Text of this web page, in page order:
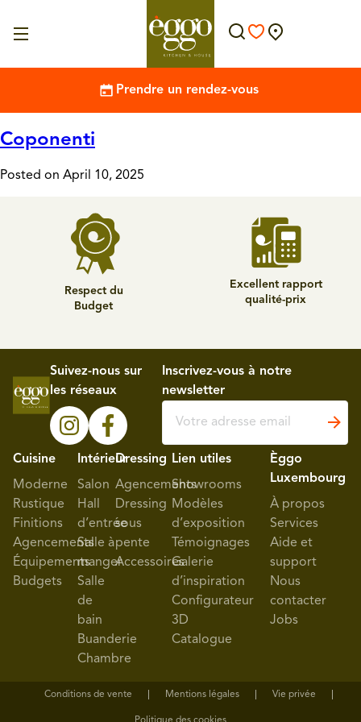
Prendre un rendez-vous
Coponenti
Posted on April 10, 2025
Respect du
Budget
Excellent rapport
qualité-prix
Suivez-nous sur
les réseaux
Inscrivez-vous à notre
newsletter
Cuisine
Moderne
Rustique
Finitions
Agencements
Équipements
Budgets
Intérieur
Salon
Hall
d’entrée
Salle à
manger
Salle
de
bain
Buanderie
Chambre
Dressing
Agencements
Dressing
sous
pente
Accessoires
Lien utiles
Showrooms
Modèles
d’exposition
Témoignages
Galerie
d’inspiration
Configurateur
3D
Catalogue
Èggo
Luxembourg
À propos
Services
Aide et
support
Nous
contacter
Jobs
Conditions de vente Mentions légales Vie privée